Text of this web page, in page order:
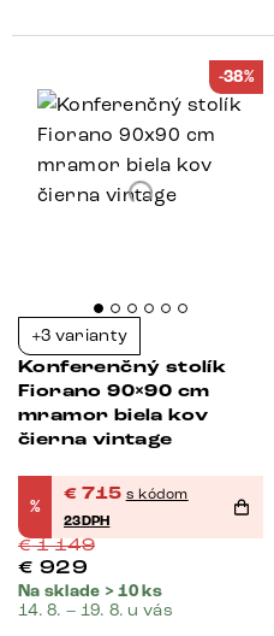
-38%
+3 varianty
Konferenčný stolík
Fiorano 90×90 cm
mramor biela kov
čierna vintage
%
€ 715 s kódom
23DPH
€1 149
€ 929
Na sklade > 10 ks
14. 8. – 19. 8. u vás